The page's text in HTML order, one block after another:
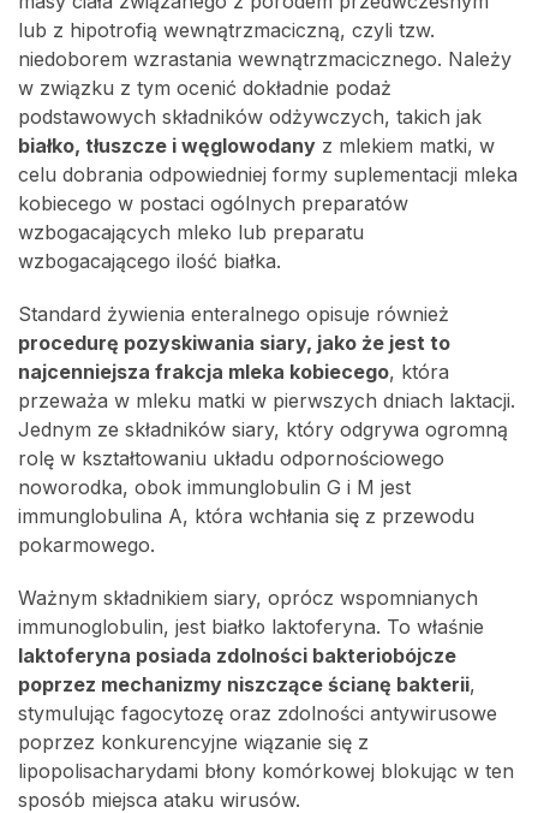
lub z hipotrofią wewnątrzmaciczną, czyli tzw.
niedoborem wzrastania wewnątrzmacicznego. Należy
w związku z tym ocenić dokładnie podaż
podstawowych składników odżywczych, takich jak
białko, tłuszcze i węglowodany z mlekiem matki, w
celu dobrania odpowiedniej formy suplementacji mleka
kobiecego w postaci ogólnych preparatów
wzbogacających mleko lub preparatu
wzbogacającego ilość białka.
Standard żywienia enteralnego opisuje również
procedurę pozyskiwania siary, jako że jest to
najcenniejsza frakcja mleka kobiecego, która
przeważa w mleku matki w pierwszych dniach laktacji.
Jednym ze składników siary, który odgrywa ogromną
rolę w kształtowaniu układu odpornościowego
noworodka, obok immunglobulin G i M jest
immunglobulina A, która wchłania się z przewodu
pokarmowego.
Ważnym składnikiem siary, oprócz wspomnianych
immunoglobulin, jest białko laktoferyna. To właśnie
laktoferyna posiada zdolności bakteriobójcze
poprzez mechanizmy niszczące ścianę bakterii,
stymulując fagocytozę oraz zdolności antywirusowe
poprzez konkurencyjne wiązanie się z
lipopolisacharydami błony komórkowej blokując w ten
sposób miejsca ataku wirusów.